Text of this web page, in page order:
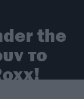
the
το